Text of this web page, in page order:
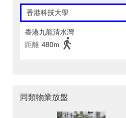
香港科技大學
香港九龍清水灣
距離 480m
同類物業放盤